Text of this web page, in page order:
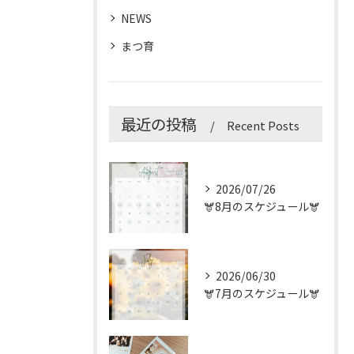
NEWS
まつ育
最近の投稿 Recent Posts
2026/07/26
🫎8月のスケジュール🫎
2026/06/30
🫎7月のスケジュール🫎